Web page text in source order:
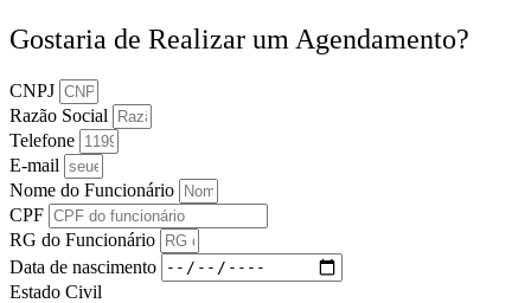
Gostaria de Realizar um Agendamento?
CNPJ
Razão Social
Telefone
E-mail
Nome do Funcionário
CPF
RG do Funcionário
Data de nascimento
Estado Civil